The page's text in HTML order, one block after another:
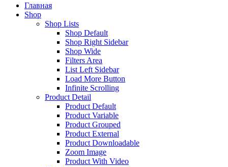
Главная
Shop
Shop Lists
Shop Default
Shop Right Sidebar
Shop Wide
Filters Area
List Left Sidebar
Load More Button
Infinite Scrolling
Product Detail
Product Default
Product Variable
Product Grouped
Product External
Product Downloadable
Zoom Image
Product With Video